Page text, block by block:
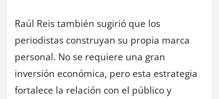
Raúl Reis también sugirió que los
periodistas construyan su propia marca
personal. No se requiere una gran
inversión económica, pero esta estrategia
fortalece la relación con el público y